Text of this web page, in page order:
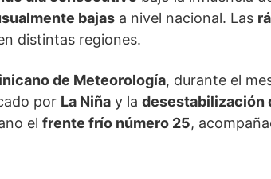
bajas a nivel nacional. Las
distintas regiones.
de Meteorología, durante el
por La Niña y la desestabilización
el frente frío número 25,